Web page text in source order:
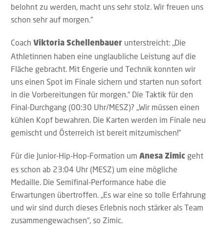
belohnt zu werden, macht uns sehr stolz. Wir freuen uns
schon sehr auf morgen.“
CoachViktoria Schellenbauer unterstreicht: „Die
Athletinnen haben eine unglaubliche Leistung auf die
Fläche gebracht. Mit Engerie und Technik konnten wir
uns einen Spot im Finale sichern und starten nun sofort
in die Vorbereitungen für morgen.“ Die Taktik für den
Final-Durchgang (00:30 Uhr/MESZ)? „Wir müssen einen
kühlen Kopf bewahren. Die Karten werden im Finale neu
gemischt und Österreich ist bereit mitzumischen!“
Für die Junior-Hip-Hop-Formation umAnesa Zimic geht
es schon ab 23:04 Uhr (MESZ) um eine mögliche
Medaille. Die Semifinal-Performance habe die
Erwartungen übertroffen. „Es war eine so tolle Erfahrung
und wir sind durch dieses Erlebnis noch stärker als Team
zusammengewachsen“, so Zimic.